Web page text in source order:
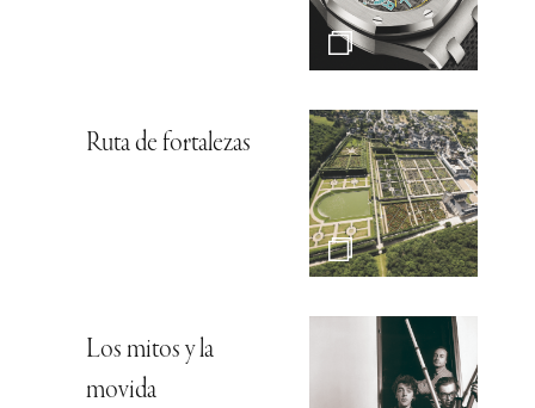
Ruta de fortalezas
Los mitos y la
movida